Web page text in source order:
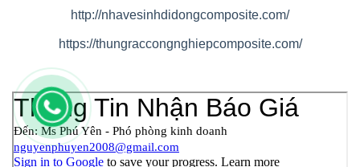
http://nhavesinhdidongcomposite.com/
https://thungraccongnghiepcomposite.com/